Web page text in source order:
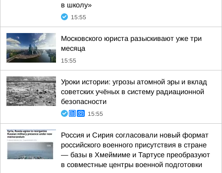
в школу»
15:55
Московского юриста разыскивают уже три
месяца
15:55
Уроки истории: угрозы атомной эры и вклад
советских учёных в систему радиационной
безопасности
15:55
Россия и Сирия согласовали новый формат
российского военного присутствия в стране
— базы в Хмеймиме и Тартусе преобразуют
в совместные центры военной подготовки